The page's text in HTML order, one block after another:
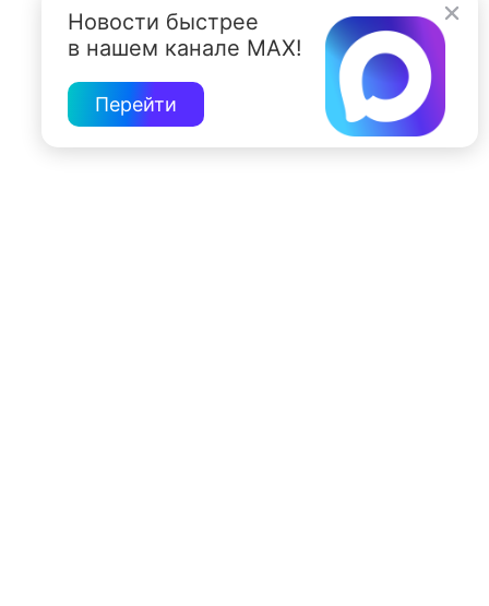
Новости быстрее
в нашем канале MAX!
Перейти